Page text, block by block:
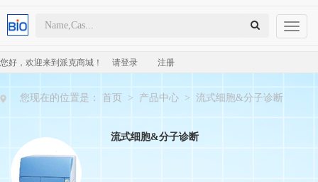
您好，欢迎来到派克商城！ 请登录 注册
Toggle
您现在的位置是： 首页 > 产品中心 > 流式细胞&分子诊断
流式细胞&分子诊断